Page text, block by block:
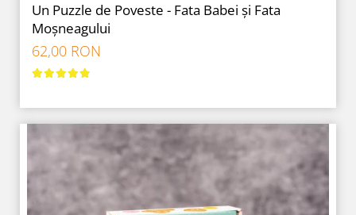
Un Puzzle de Poveste - Fata Babei și Fata
Moșneagului
62,00 RON